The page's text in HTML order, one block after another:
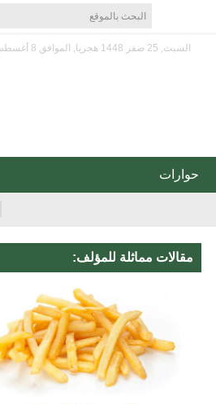
السبت, 25 صفر 1448 هجريا, الموافق 8 أغسطس 2026 ميلاديا
حوارات
مقالات مماثلة للمؤلف: